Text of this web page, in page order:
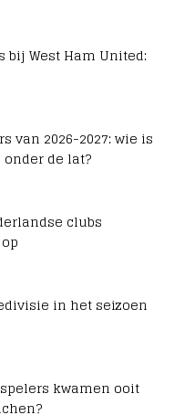
bij West Ham United:
van 2026-2027: wie is
de lat?
clubs
in het seizoen
kwamen ooit